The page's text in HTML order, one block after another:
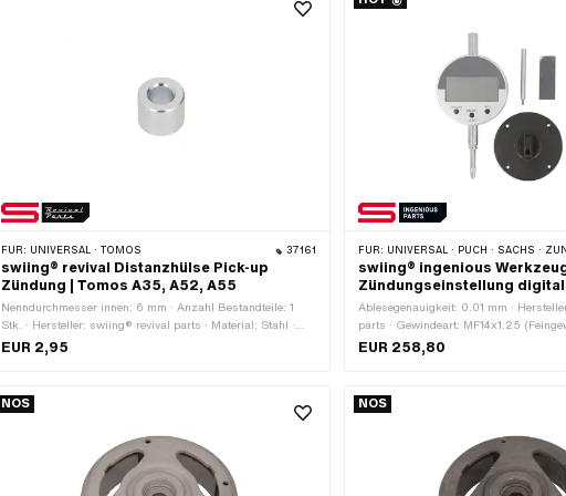
FÜR: UNIVERSAL · TOMOS 37161
swiing® revival Distanzhülse Pick-up
Zündung | Tomos A35, A52, A55
Nenndurchmesser innen: 6 mm · Anzahl Bestandteile: 1
Stk. · Hersteller: swiing® revival parts · Material: Stahl ·
Oberfläche: verzinkt (blau) · Dicke: 10 mm ·
233719
EUR 2,95
FÜR: UNIVERSAL · PUCH · SACHS · ZÜNDAPP BELMONDO · SOLEX ·
swiing® ingenious
Zündungseinstellung digital
Ablesegenauigkeit: 0.01 mm ·
parts · Gewindeart: MF14x1.25
Anwendungsbereich: Messwerkzeug ·
EUR 258,80
NOS NOS